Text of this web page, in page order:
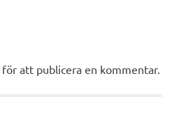
för att publicera en kommentar.